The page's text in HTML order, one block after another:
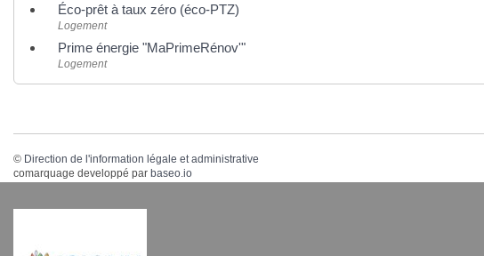
Éco-prêt à taux zéro (éco-PTZ)
Logement
Prime énergie "MaPrimeRénov'"
Logement
© Direction de l'information légale et administrative
comarquage developpé par baseo.io